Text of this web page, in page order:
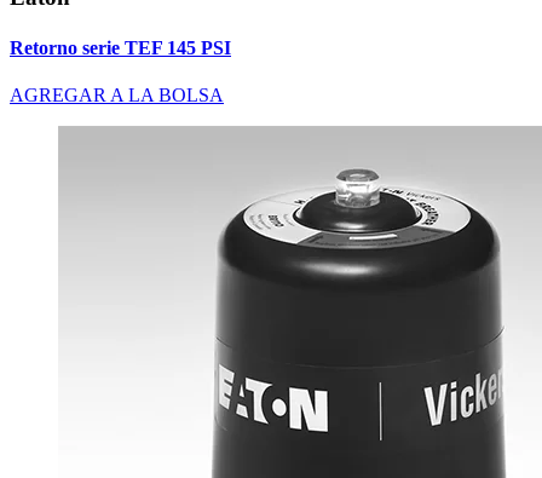
Retorno serie TEF 145 PSI
AGREGAR A LA BOLSA